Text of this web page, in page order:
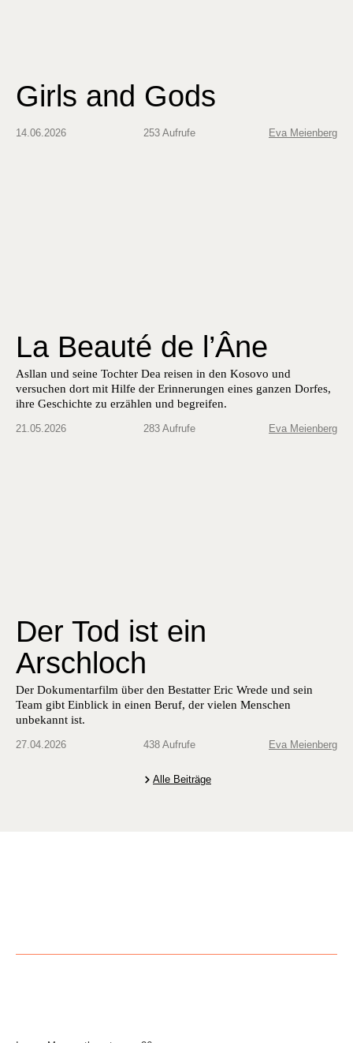
Girls and Gods
14.06.2026 253 Aufrufe Eva Meienberg
La Beauté de l’Âne
Asllan und seine Tochter Dea reisen in den Kosovo und
versuchen dort mit Hilfe der Erinnerungen eines ganzen Dorfes,
ihre Geschichte zu erzählen und begreifen.
21.05.2026 283 Aufrufe Eva Meienberg
Der Tod ist ein
Arschloch
Der Dokumentarfilm über den Bestatter Eric Wrede und sein
Team gibt Einblick in einen Beruf, der vielen Menschen
unbekannt ist.
27.04.2026 438 Aufrufe Eva Meienberg
Alle Beiträge